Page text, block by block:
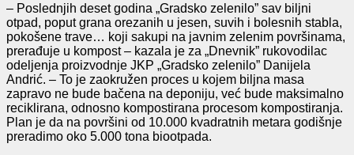
– Poslednjih deset godina „Gradsko zelenilo” sav biljni
otpad, poput grana orezanih u jesen, suvih i bolesnih stabla,
pokošene trave… koji sakupi na javnim zelenim površinama,
prerađuje u kompost – kazala je za „Dnevnik” rukovodilac
odeljenja proizvodnje JKP „Gradsko zelenilo” Danijela
Andrić. – To je zaokružen proces u kojem biljna masa
zapravo ne bude bačena na deponiju, već bude maksimalno
reciklirana, odnosno kompostirana procesom kompostiranja.
Plan je da na površini od 10.000 kvadratnih metara godišnje
preradimo oko 5.000 tona biootpada.